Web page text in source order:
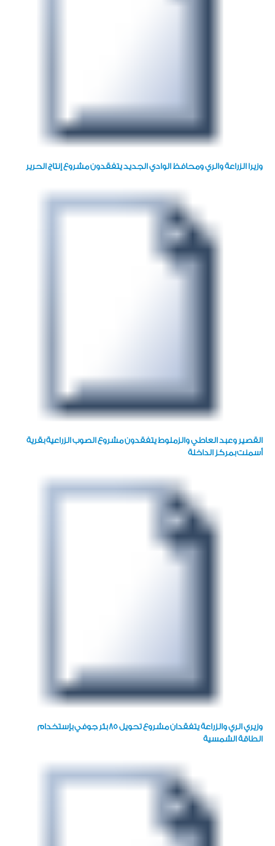
وزيرا الزراعة والري ومحافظ الوادي الجديد يتفقدون مشروع إنتاج الحرير
القصير وعبد العاطي والزملوط يتفقدون مشروع الصوب الزراعية بقرية
أسمنت بمركز الداخلة
وزيري الري والزراعة يتفقدان مشروع تحويل ٨٥ بئر جوفي بإستخدام
الطاقة الشمسية